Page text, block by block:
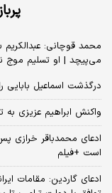
محمد قوچانی:
می‌پیچد | او تسلیم موج
درگذشت اسماعیل بابایی
واکنش ابراهیم عزیزی
ادعای محمدباقر خرازی
است +فیلم
ادعای گاردین: مقامات